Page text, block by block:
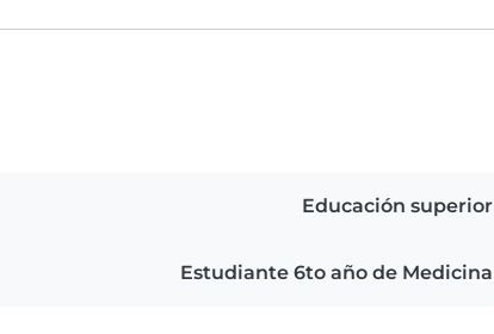
Educación superior
Estudiante 6to año de Medicina